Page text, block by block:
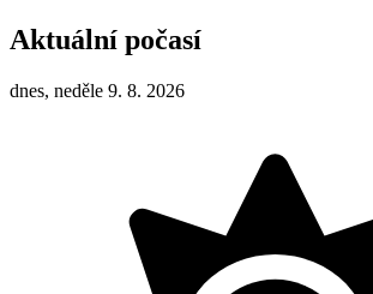
Aktuální počasí
dnes, neděle 9. 8. 2026